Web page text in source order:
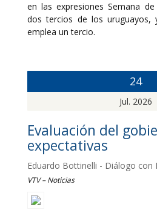
en las expresiones Semana
dos tercios de los uruguayos,
emplea un tercio.
24
Jul. 2026
Evaluación del
expectativas
Eduardo Bottinelli - Diálogo con
VTV – Noticias